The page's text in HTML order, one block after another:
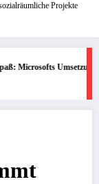
Projekte
Microsofts Umsetzung